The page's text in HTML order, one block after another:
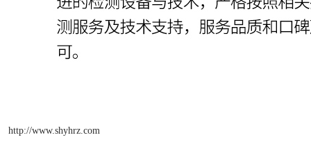
http://www.shyhrz.com